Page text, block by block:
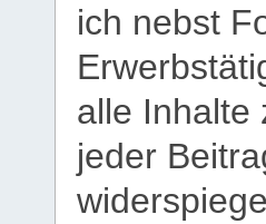
ich nebst
alle Inhalte
jeder